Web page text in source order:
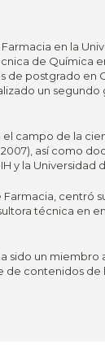
en la
de Química
de postgrado en
un
campo de la
así como
y la Universidad
centró
técnica en
sido un miembro
de contenidos